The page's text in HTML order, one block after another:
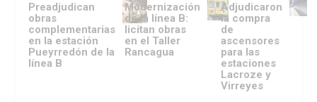
Preadjudican
obras
complementarias
en la estación
Pueyrredón de la
línea B
Modernización
de la línea B:
licitan obras
en el Taller
Rancagua
Adjudicaron
la compra
de
ascensores
para las
estaciones
Lacroze y
Virreyes